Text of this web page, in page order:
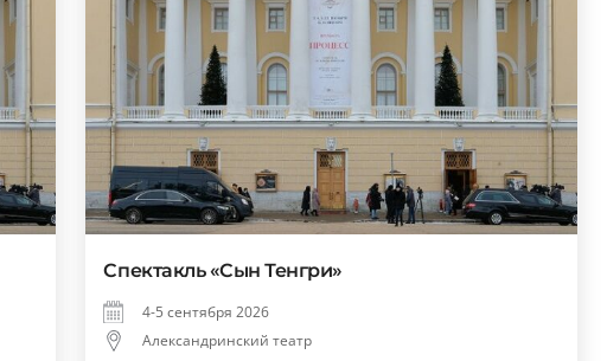
Спектакль «Сын Тенгри»
4-5 сентября 2026
Александринский театр